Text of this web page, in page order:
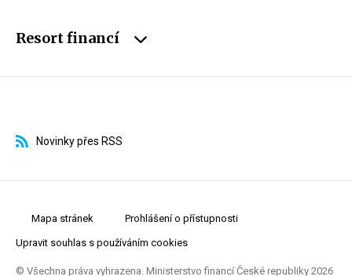
Resort financí
Novinky přes RSS
Mapa stránek Prohlášení o přístupnosti
Upravit souhlas s používáním cookies
© Všechna práva vyhrazena. Ministerstvo financí České republiky 2026